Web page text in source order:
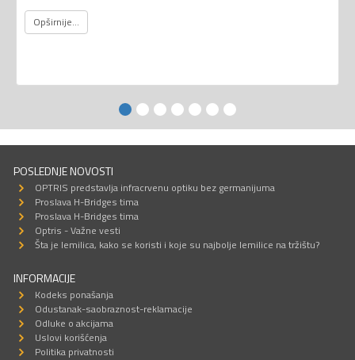
Opširnije...
POSLEDNJE NOVOSTI
OPTRIS predstavlja infracrvenu optiku bez germanijuma
Proslava H-Bridges tima
Proslava H-Bridges tima
Optris - Važne vesti
Šta je lemilica, kako se koristi i koje su najbolje lemilice na tržištu?
INFORMACIJE
Kodeks ponašanja
Odustanak-saobraznost-reklamacije
Odluke o akcijama
Uslovi korišćenja
Politika privatnosti